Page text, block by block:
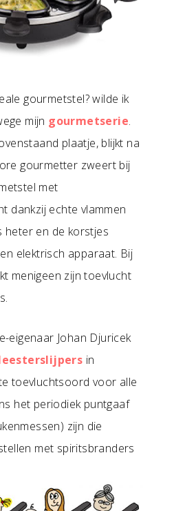
gourmetstel? wilde ik
mijn gourmetserie.
plaatje, blijkt na
gourmetter zweert bij
met
dankzij echte vlammen
heter en de korstjes
elektrisch apparaat. Bij
menigeen zijn toevlucht
eigenaar Johan Djuricek
in
toevluchtsoord voor alle
het periodiek puntgaaf
zijn die
met spiritsbranders